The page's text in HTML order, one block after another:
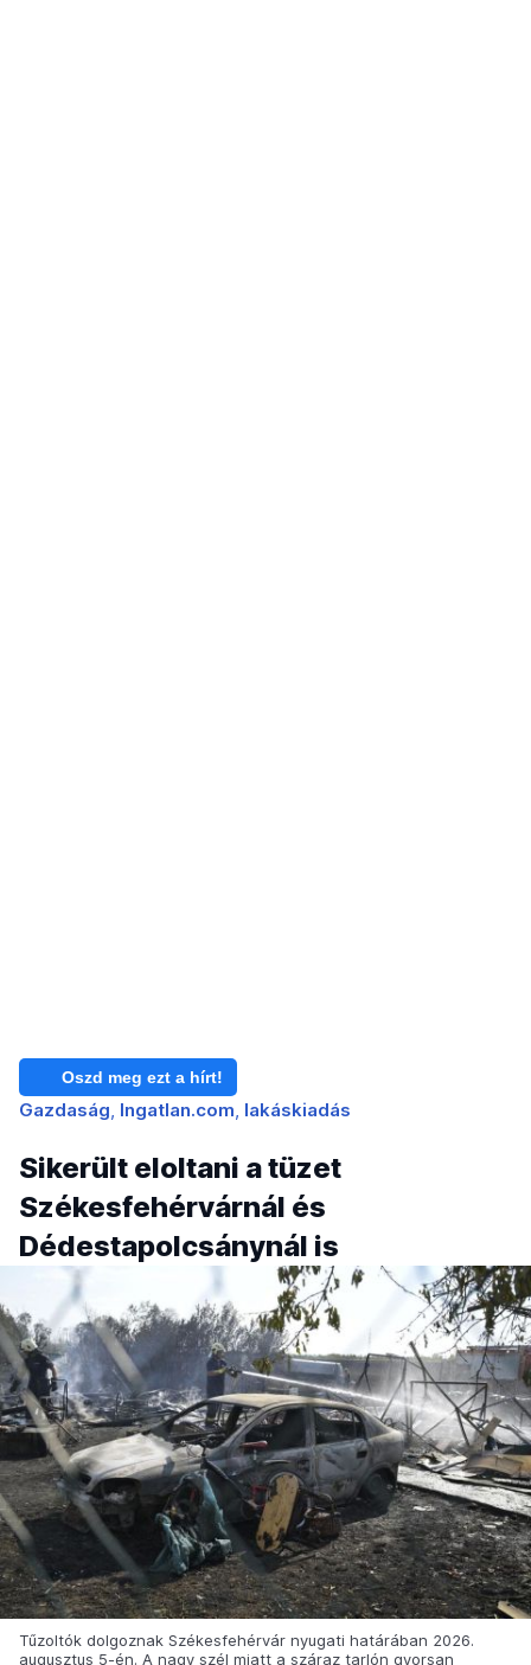
Oszd meg ezt a hírt!
Gazdaság Ingatlan.com lakáskiadás
Sikerült eloltani a tüzet
Székesfehérvárnál és
Dédestapolcsánynál is
Tűzoltók dolgoznak Székesfehérvár nyugati határában 2026.
augusztus 5-én. A nagy szél miatt a száraz tarlón gyorsan